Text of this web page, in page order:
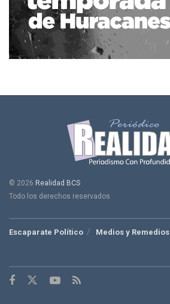
© 2026 Realidad BCS
Todo los derechos reservados
Escaparate Político Medios y Remedios